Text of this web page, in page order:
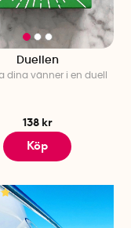
Duellen
dina vänner i en duell
138 kr
Köp